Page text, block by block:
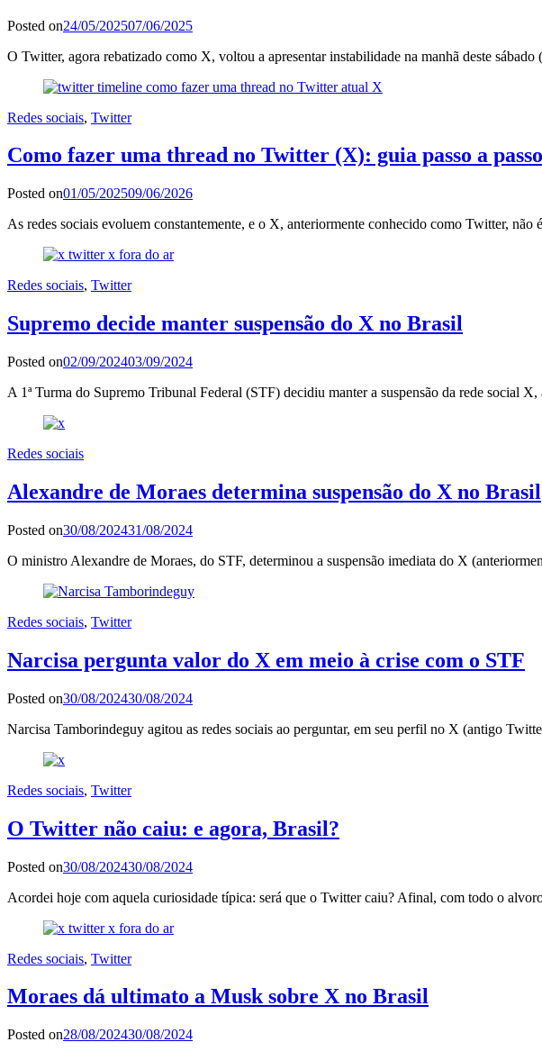
Posted on24/05/202507/06/2025
O Twitter, agora rebatizado como X, voltou a apresentar instabilidade na manhã deste
Redes sociais, Twitter
Como fazer uma thread no Twitter (X): guia passo a passo
Posted on01/05/202509/06/2026
As redes sociais evoluem constantemente, e o X, anteriormente conhecido como Twitter,
Redes sociais, Twitter
Supremo decide manter suspensão do X no Brasil
Posted on02/09/202403/09/2024
A 1ª Turma do Supremo Tribunal Federal (STF) decidiu manter a suspensão da rede social
Redes sociais
Alexandre de Moraes determina suspensão do X no Brasil
Posted on30/08/202431/08/2024
O ministro Alexandre de Moraes, do STF, determinou a suspensão imediata do X
Redes sociais, Twitter
Narcisa pergunta valor do X em meio à crise com o STF
Posted on30/08/202430/08/2024
Narcisa Tamborindeguy agitou as redes sociais ao perguntar, em seu perfil no X (antigo
Redes sociais, Twitter
O Twitter não caiu: e agora, Brasil?
Posted on30/08/202430/08/2024
Acordei hoje com aquela curiosidade típica: será que o Twitter caiu? Afinal, com todo o
Redes sociais, Twitter
Moraes dá ultimato a Musk sobre X no Brasil
Posted on28/08/202430/08/2024